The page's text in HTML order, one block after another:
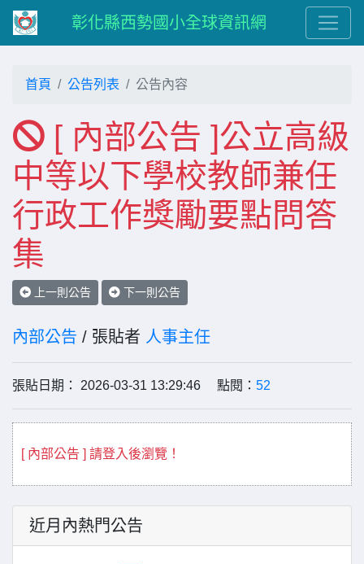
彰化縣西勢國小全球資訊網
首頁 公告列表 公告內容
[ 內部公告 ]公立高級
中等以下學校教師兼任
行政工作獎勵要點問答
集
上一則公告 下一則公告
內部公告 / 張貼者 人事主任
張貼日期： 2026-03-31 13:29:46 點閱： 52
[ 內部公告 ] 請登入後瀏覽！
近月內熱門公告